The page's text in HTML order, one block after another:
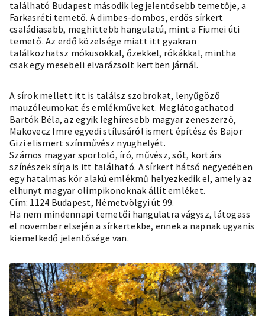
található Budapest második legjelentősebb temetője, a
Farkasréti temető. A dimbes-dombos, erdős sírkert
családiasabb, meghittebb hangulatú, mint a Fiumei úti
temető. Az erdő közelsége miatt itt gyakran
találkozhatsz mókusokkal, őzekkel, rókákkal, mintha
csak egy mesebeli elvarázsolt kertben járnál.
A sírok mellett itt is találsz szobrokat, lenyűgöző
mauzóleumokat és emlékműveket. Meglátogathatod
Bartók Béla, az egyik leghíresebb magyar zeneszerző,
Makovecz Imre egyedi stílusáról ismert építész és Bajor
Gizi elismert színművész nyughelyét.
Számos magyar sportoló, író, művész, sőt, kortárs
színészek sírja is itt található. A sírkert hátsó negyedében
egy hatalmas kör alakú emlékmű helyezkedik el, amely az
elhunyt magyar olimpikonoknak állít emléket.
Cím: 1124 Budapest, Németvölgyi út 99.
Ha nem mindennapi temetői hangulatra vágysz, látogass
el november elsején a sírkertekbe, ennek a napnak ugyanis
kiemelkedő jelentősége van.